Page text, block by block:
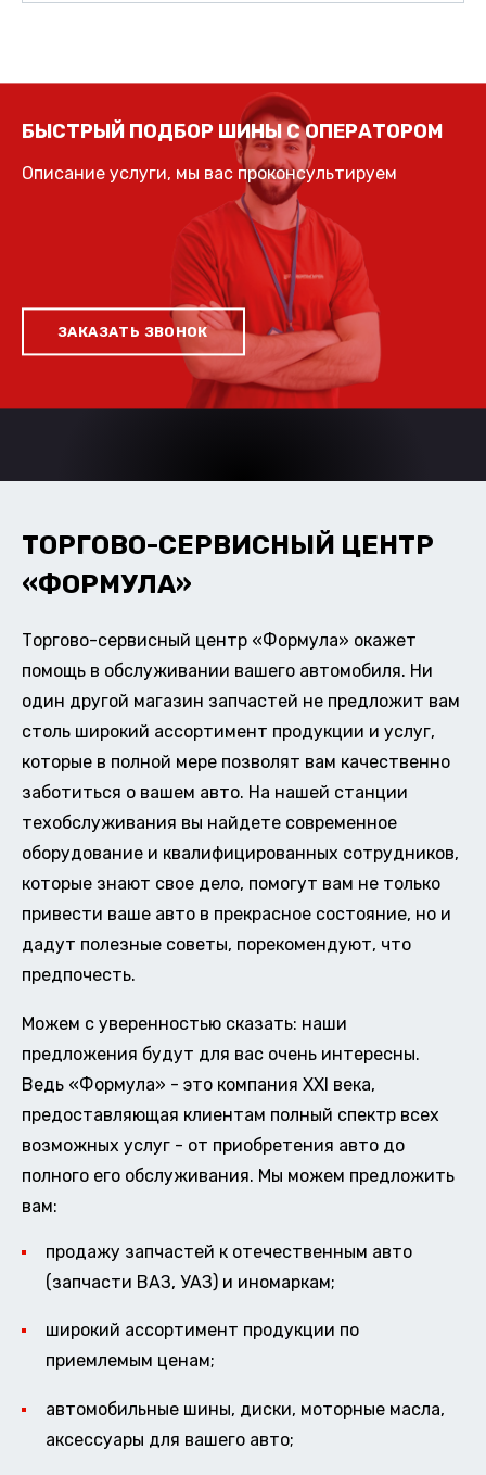
БЫСТРЫЙ ПОДБОР ШИНЫ С ОПЕРАТОРОМ
Описание услуги, мы вас проконсультируем
ЗАКАЗАТЬ ЗВОНОК
ТОРГОВО-СЕРВИСНЫЙ ЦЕНТР
«ФОРМУЛА»
Торгово-сервисный центр «Формула» окажет
помощь в обслуживании вашего автомобиля. Ни
один другой магазин запчастей не предложит вам
столь широкий ассортимент продукции и услуг,
которые в полной мере позволят вам качественно
заботиться о вашем авто. На нашей станции
техобслуживания вы найдете современное
оборудование и квалифицированных сотрудников,
которые знают свое дело, помогут вам не только
привести ваше авто в прекрасное состояние, но и
дадут полезные советы, порекомендуют, что
предпочесть.
Можем с уверенностью сказать: наши
предложения будут для вас очень интересны.
Ведь «Формула» - это компания XXI века,
предоставляющая клиентам полный спектр всех
возможных услуг - от приобретения авто до
полного его обслуживания. Мы можем предложить
вам:
продажу запчастей к отечественным авто
(запчасти ВАЗ, УАЗ) и иномаркам;
широкий ассортимент продукции по
приемлемым ценам;
автомобильные шины, диски, моторные масла,
аксессуары для вашего авто;